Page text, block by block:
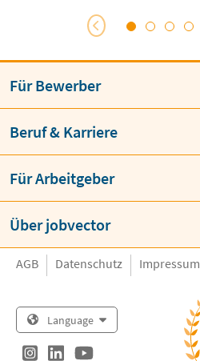
Für Bewerber
Beruf & Karriere
Für Arbeitgeber
Über jobvector
AGB Datenschutz Impressum
Language